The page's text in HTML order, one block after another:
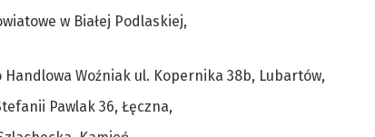
w Białej Podlaskiej,
Woźniak ul. Kopernika 38b, Lubartów,
Pawlak 36, Łęczna,